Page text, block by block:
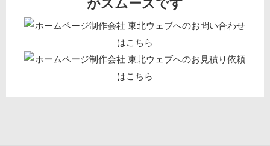
がスムーズです